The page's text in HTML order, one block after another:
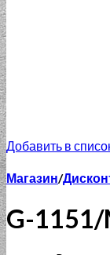
Добавить в
Магазин/
G-